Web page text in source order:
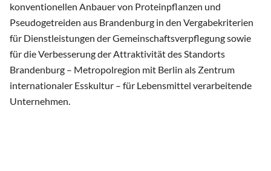
konventionellen Anbauer von Proteinpflanzen und
Pseudogetreiden aus Brandenburg in den Vergabekriterien
für Dienstleistungen der Gemeinschaftsverpflegung sowie
für die Verbesserung der Attraktivität des Standorts
Brandenburg – Metropolregion mit Berlin als Zentrum
internationaler Esskultur – für Lebensmittel verarbeitende
Unternehmen.